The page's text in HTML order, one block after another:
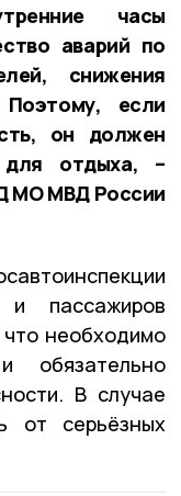
часы
аварий по
снижения
если
он должен
для отдыха, –
МО МВД России
и пассажиров
необходимо
В случае
от серьёзных